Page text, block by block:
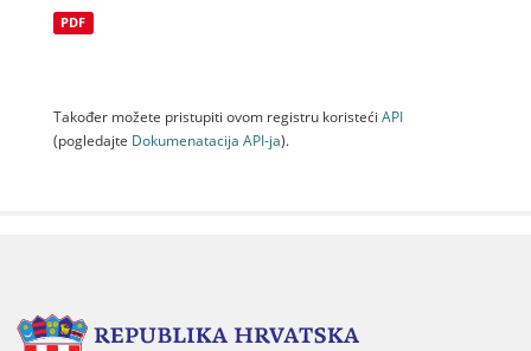
PDF
Također možete pristupiti ovom registru koristeći API
(pogledajte Dokumenаtаcijа API-jа).